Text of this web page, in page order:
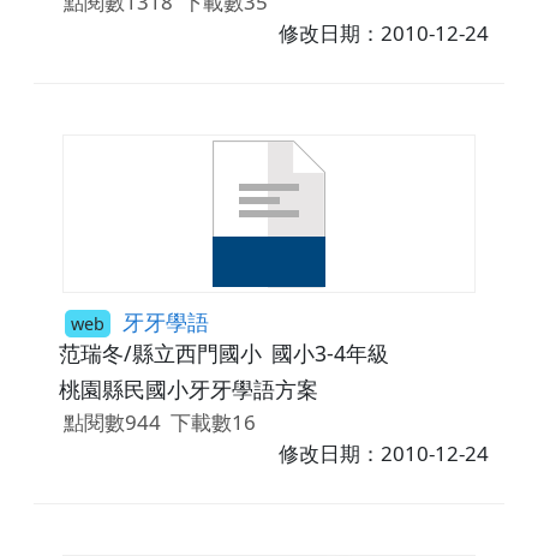
修改日期：2010-12-24
web 牙牙學語
范瑞冬/縣立西門國小 國小3-4年級
桃園縣民國小牙牙學語方案
點閱數944 下載數16
修改日期：2010-12-24